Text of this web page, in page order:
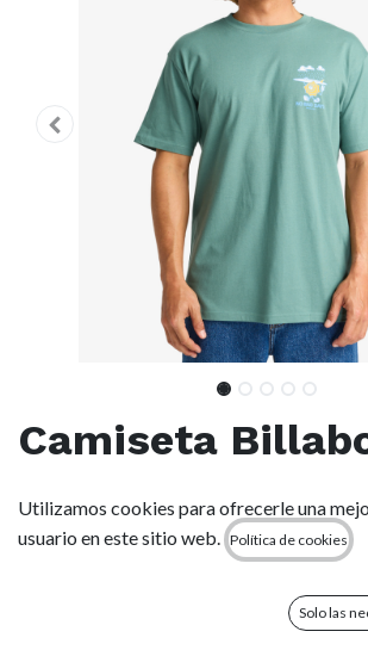
Camiseta
Gimmicks -
(bmr0)
Utilizamos cookies para ofrecerle una
usuario en este sitio web.
Política de cookies
Solo las